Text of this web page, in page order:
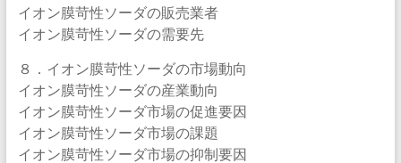
イオン膜苛性ソーダの販売業者
イオン膜苛性ソーダの需要先
８．イオン膜苛性ソーダの市場動向
イオン膜苛性ソーダの産業動向
イオン膜苛性ソーダ市場の促進要因
イオン膜苛性ソーダ市場の課題
イオン膜苛性ソーダ市場の抑制要因